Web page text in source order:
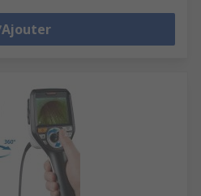
Ajouter